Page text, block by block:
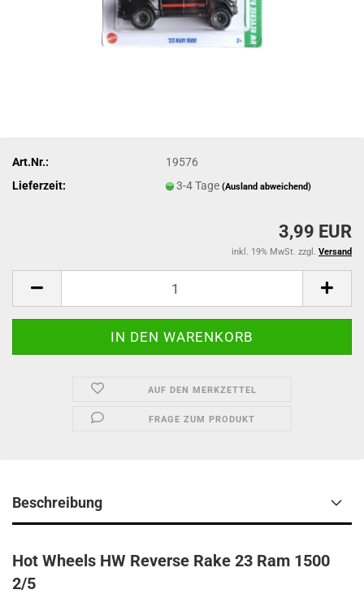
Art.Nr.:
19576
Lieferzeit:
3-4 Tage(Ausland abweichend)
3,99 EUR
inkl. 19% MwSt. zzgl. Versand
AUF DEN MERKZETTEL
FRAGE ZUM PRODUKT
Beschreibung
Hot Wheels HW Reverse Rake 23 Ram 1500
2/5